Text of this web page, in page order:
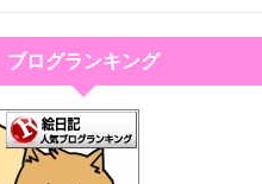
ブログランキング